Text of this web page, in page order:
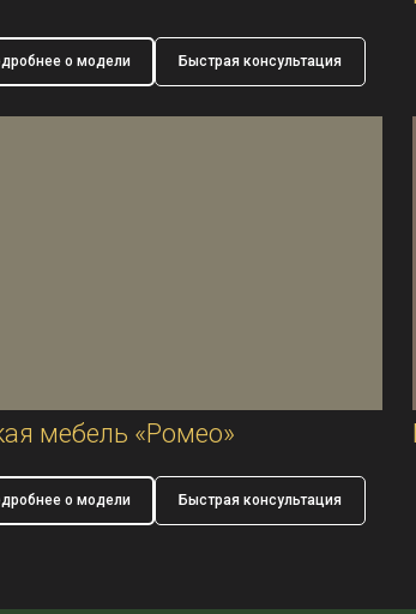
о модели Быстрая консультация
мебель «Ромео»
о модели Быстрая консультация